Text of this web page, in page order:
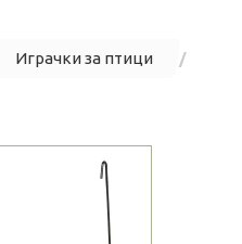
Играчки за птици